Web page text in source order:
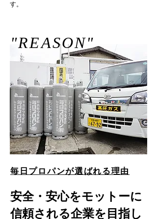
す。
"REASON"
毎日プロパンが選ばれる理由
安全・安心をモットーに
信頼される企業を目指し